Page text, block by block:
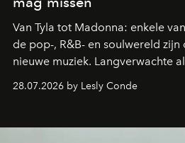
Van Tyla tot Madonna: enkele
de pop-, R&B- en soulwereld
nieuwe muziek. Langverwachte
comebacks en veelbelovende
de releases die je niet mag missen.
28.07.2026 by Lesly Conde